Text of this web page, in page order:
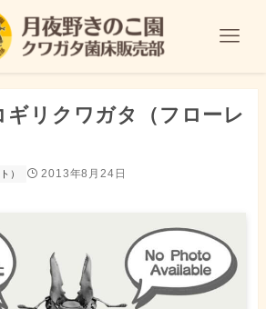
ギリクワガタ（フローレ
） 2013年8月24日